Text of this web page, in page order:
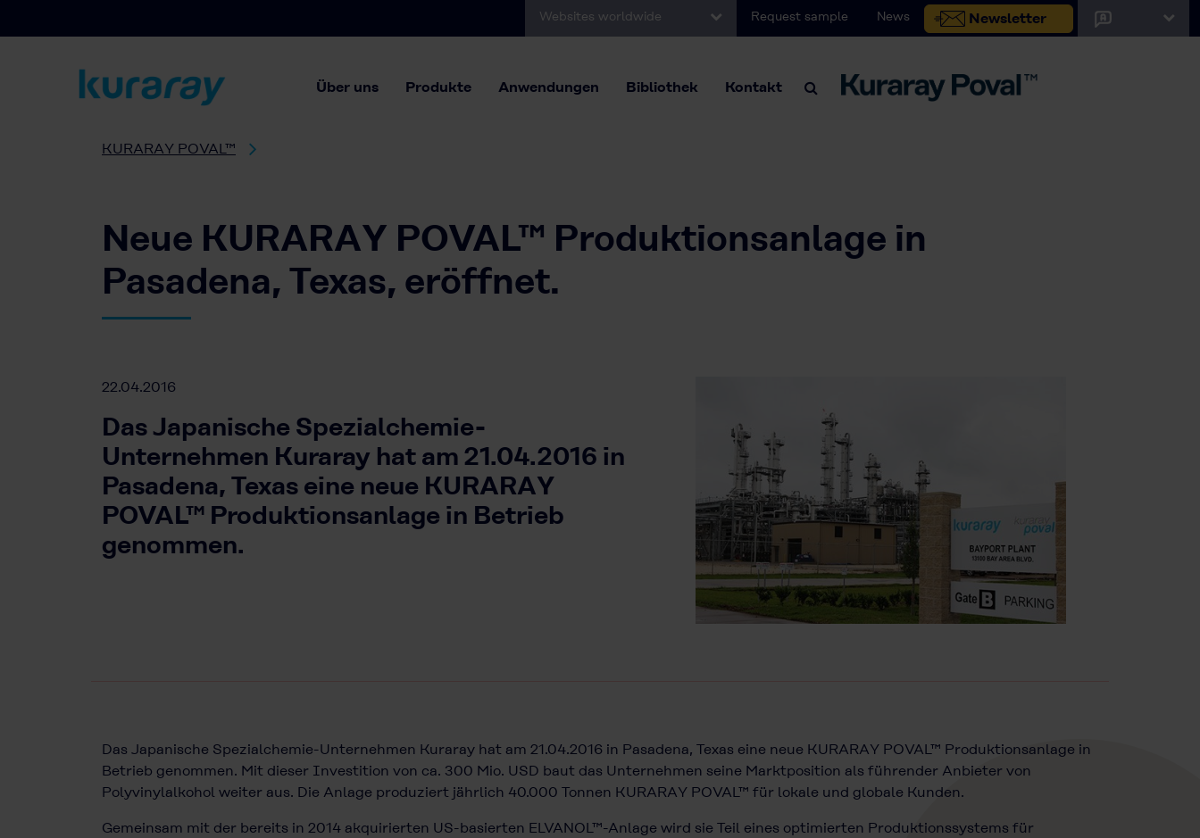
Websites worldwide Request sample News Newsletter
Über uns Produkte Anwendungen Bibliothek Kontakt
KURARAY POVAL™
Neue KURARAY POVAL™ Produktionsanlage in
Pasadena, Texas, eröffnet.
22.04.2016
Das Japanische Spezialchemie-
Unternehmen Kuraray hat am 21.04.2016 in
Pasadena, Texas eine neue KURARAY
POVAL™ Produktionsanlage in Betrieb
genommen.
Das Japanische Spezialchemie-Unternehmen Kuraray hat am 21.04.2016 in Pasadena, Texas eine neue KURARAY POVAL™ Produktionsanlage in
Betrieb genommen. Mit dieser Investition von ca. 300 Mio. USD baut das Unternehmen seine Marktposition als führender Anbieter von
Polyvinylalkohol weiter aus. Die Anlage produziert jährlich 40.000 Tonnen KURARAY POVAL™ für lokale und globale Kunden.
Gemeinsam mit der bereits in 2014 akquirierten US-basierten ELVANOL™-Anlage wird sie Teil eines optimierten Produktionssystems für